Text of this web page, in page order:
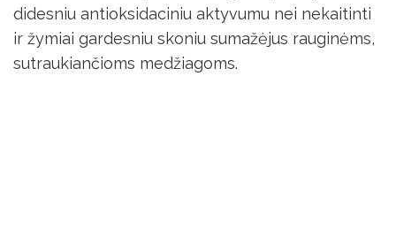
didesniu antioksidaciniu aktyvumu nei nekaitinti
ir žymiai gardesniu skoniu sumažėjus rauginėms,
sutraukiančioms medžiagoms.